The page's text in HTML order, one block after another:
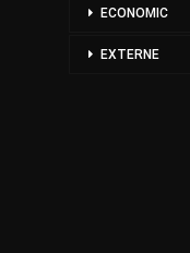
ECONOMIC
EXTERNE